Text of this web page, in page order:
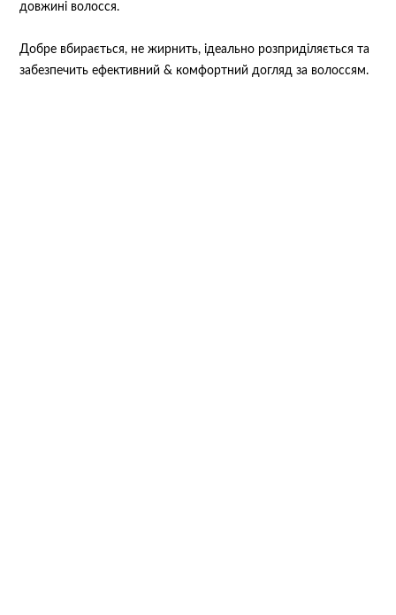
довжині волосся.
Добре вбирається, не жирнить, ідеально розприділяється та
забезпечить ефективний & комфортний догляд за волоссям.